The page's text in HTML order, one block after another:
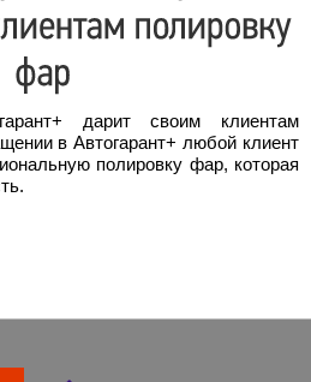
дарит своим клиентам
в Автогарант+ любой клиент
полировку фар, которая
Автогарант+ дарит своим